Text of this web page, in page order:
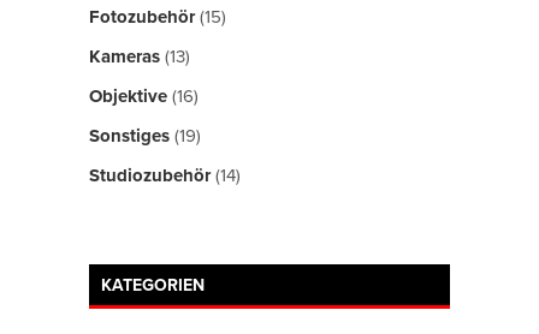
Fotozubehör(15)
Kameras(13)
Objektive(16)
Sonstiges(19)
Studiozubehör(14)
KATEGORIEN